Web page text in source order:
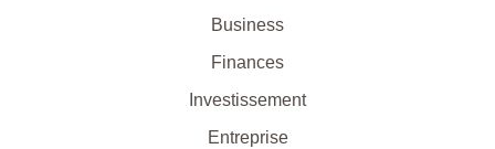
Business
Finances
Investissement
Entreprise